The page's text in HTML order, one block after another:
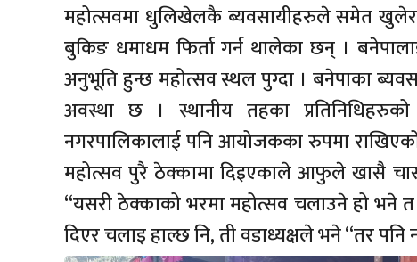
महोत्सवमा धुलिखेलकै ब्यवसायीहरुले समेत
बुकिङ धमाधम फिर्ता गर्न थालेका छन् ।
अनुभूति हुन्छ महोत्सव स्थल पुग्दा । बनेपाका
अवस्था छ । स्थानीय तहका
नगरपालिकालाई पनि आयोजकका रुपमा
महोत्सव पुरै ठेक्कामा दिइएकाले आफुले खासै
“यसरी ठेक्काको भरमा महोत्सव चलाउने हो भने
दिएर चलाइ हाल्छ नि, ती वडाध्यक्षले भने “तर